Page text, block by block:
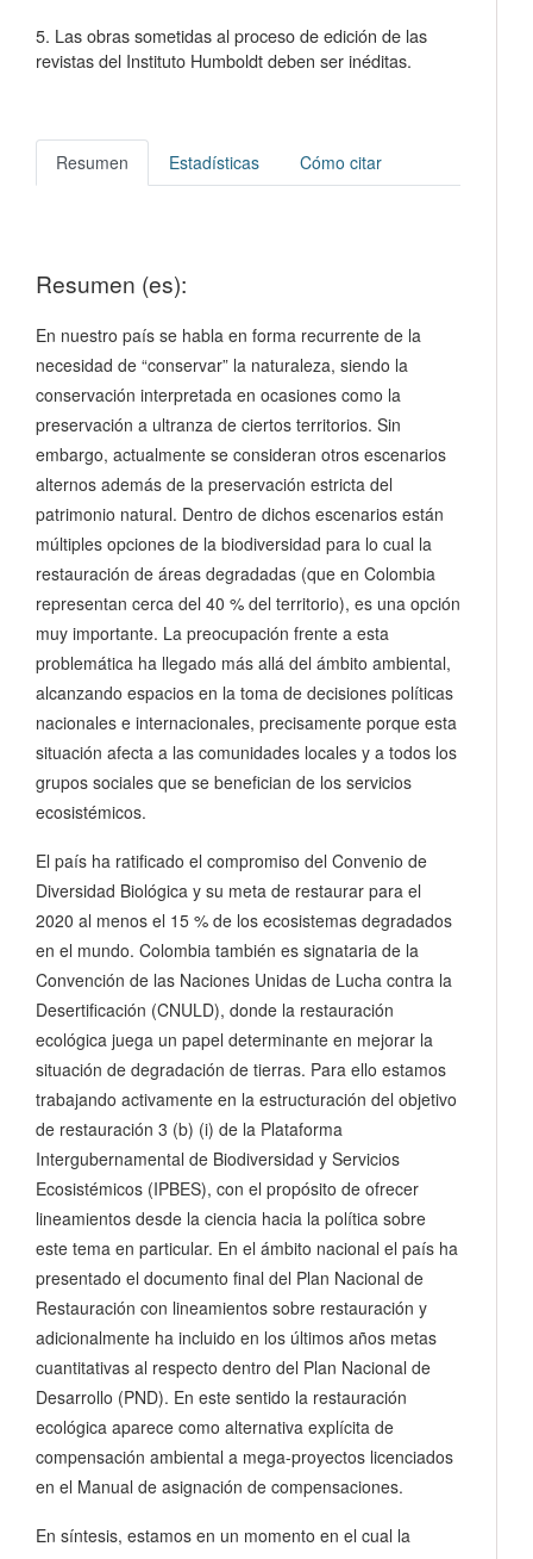
Resumen Estadísticas Cómo citar
Resumen (es):
En nuestro país se habla en forma recurrente de la
necesidad de “conservar” la naturaleza, siendo la
conservación interpretada en ocasiones como la
preservación a ultranza de ciertos territorios. Sin
embargo, actualmente se consideran otros escenarios
alternos además de la preservación estricta del
patrimonio natural. Dentro de dichos escenarios están
múltiples opciones de la biodiversidad para lo cual la
restauración de áreas degradadas (que en Colombia
representan cerca del 40 % del territorio), es una opción
muy importante. La preocupación frente a esta
problemática ha llegado más allá del ámbito ambiental,
alcanzando espacios en la toma de decisiones políticas
nacionales e internacionales, precisamente porque esta
situación afecta a las comunidades locales y a todos los
grupos sociales que se benefician de los servicios
ecosistémicos.
El país ha ratificado el compromiso del Convenio de
Diversidad Biológica y su meta de restaurar para el
2020 al menos el 15 % de los ecosistemas degradados
en el mundo. Colombia también es signataria de la
Convención de las Naciones Unidas de Lucha contra la
Desertificación (CNULD), donde la restauración
ecológica juega un papel determinante en mejorar la
situación de degradación de tierras. Para ello estamos
trabajando activamente en la estructuración del objetivo
de restauración 3 (b) (i) de la Plataforma
Intergubernamental de Biodiversidad y Servicios
Ecosistémicos (IPBES), con el propósito de ofrecer
lineamientos desde la ciencia hacia la política sobre
este tema en particular. En el ámbito nacional el país ha
presentado el documento final del Plan Nacional de
Restauración con lineamientos sobre restauración y
adicionalmente ha incluido en los últimos años metas
cuantitativas al respecto dentro del Plan Nacional de
Desarrollo (PND). En este sentido la restauración
ecológica aparece como alternativa explícita de
compensación ambiental a mega-proyectos licenciados
en el Manual de asignación de compensaciones.
En síntesis, estamos en un momento en el cual la
5. Las obras sometidas al proceso de edición de las
revistas del Instituto Humboldt deben ser inéditas.